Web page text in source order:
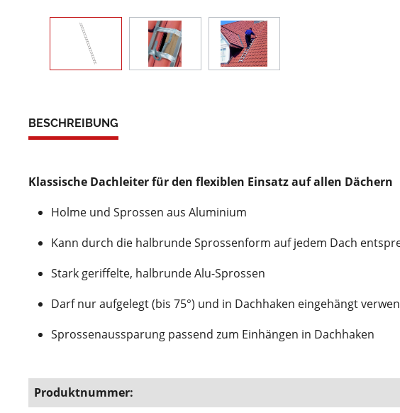
BESCHREIBUNG
Klassische Dachleiter für den flexiblen Einsatz auf allen Dächern
Holme und Sprossen aus Aluminium
Kann durch die halbrunde Sprossenform auf jedem Dach
Stark geriffelte, halbrunde Alu-Sprossen
Darf nur aufgelegt (bis 75°) und in Dachhaken eingehängt
Sprossenaussparung passend zum Einhängen in Dachhaken
Produktnummer: